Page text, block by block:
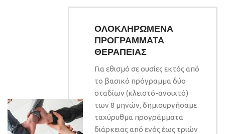
ΟΛΟΚΛΗΡΩΜΕΝΑ
ΠΡΟΓΡΑΜΜΑΤΑ
ΘΕΡΑΠΕΙΑΣ
Για εθισμό σε ουσίες εκτός από
το βασικό πρόγραμμα δύο
σταδίων (κλειστό-ανοιχτό)
των 8 μηνών, δημιουργήσαμε
ταχύρυθμα προγράμματα
διάρκειας από ενός έως τριών